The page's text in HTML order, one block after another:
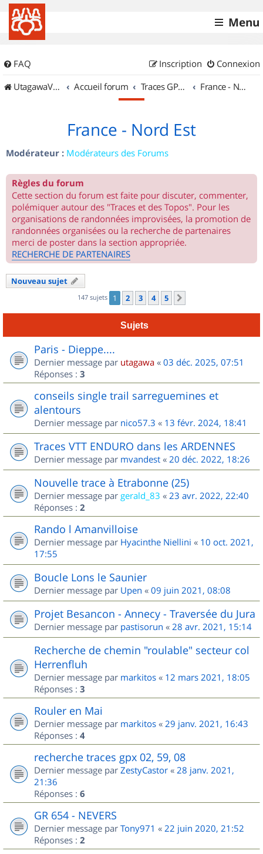
Menu
FAQ Connexion
Inscription
UtagawaVTT (Randos VTT et VTTAE avec traces GPS)
Accueil forum Traces GPS de randos VTT France - Nord Est
France - Nord Est
Modérateur : Modérateurs des Forums
Règles du forum
Cette section du forum est faite pour discuter, commenter,
polémiquer autour des "Traces et des Topos". Pour les
organisations de randonnées improvisées, la promotion de
randonnées organisées ou la recherche de partenaires
merci de poster dans la section appropriée.
RECHERCHE DE PARTENAIRES
Nouveau sujet
147 sujets 1 2 3 4 5
Sujets
Paris - Dieppe....
Dernier message par utagawa « 03 déc. 2025, 07:51
Réponses : 3
conseils single trail sarreguemines et
alentours
Dernier message par nico57.3 « 13 févr. 2024, 18:41
Traces VTT ENDURO dans les ARDENNES
Dernier message par mvandest « 20 déc. 2022, 18:26
Nouvelle trace à Etrabonne (25)
Dernier message par gerald_83 « 23 avr. 2022, 22:40
Réponses : 2
Rando l Amanvilloise
Dernier message par Hyacinthe Niellini « 10 oct. 2021,
17:55
Boucle Lons le Saunier
Dernier message par Upen « 09 juin 2021, 08:08
Projet Besancon - Annecy - Traversée du Jura
Dernier message par pastisorun « 28 avr. 2021, 15:14
Recherche de chemin "roulable" secteur col
Herrenfluh
Dernier message par markitos « 12 mars 2021, 18:05
Réponses : 3
Rouler en Mai
Dernier message par markitos « 29 janv. 2021, 16:43
Réponses : 4
recherche traces gpx 02, 59, 08
Dernier message par ZestyCastor « 28 janv. 2021,
21:36
Réponses : 6
GR 654 - NEVERS
Dernier message par Tony971 « 22 juin 2020, 21:52
Réponses : 2